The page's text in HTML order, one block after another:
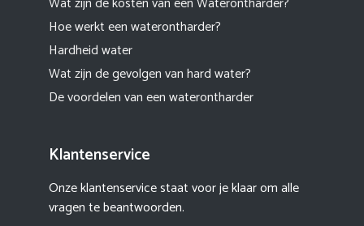
Hoe werkt een waterontharder?
Hardheid water
Wat zijn de gevolgen van hard water?
De voordelen van een waterontharder
Klantenservice
Onze klantenservice staat voor je klaar om alle
vragen te beantwoorden.